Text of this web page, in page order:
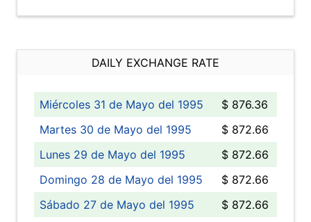
DAILY EXCHANGE RATE
Miércoles 31 de Mayo del 1995
$ 876.36
Martes 30 de Mayo del 1995
$ 872.66
Lunes 29 de Mayo del 1995
$ 872.66
Domingo 28 de Mayo del 1995
$ 872.66
Sábado 27 de Mayo del 1995
$ 872.66